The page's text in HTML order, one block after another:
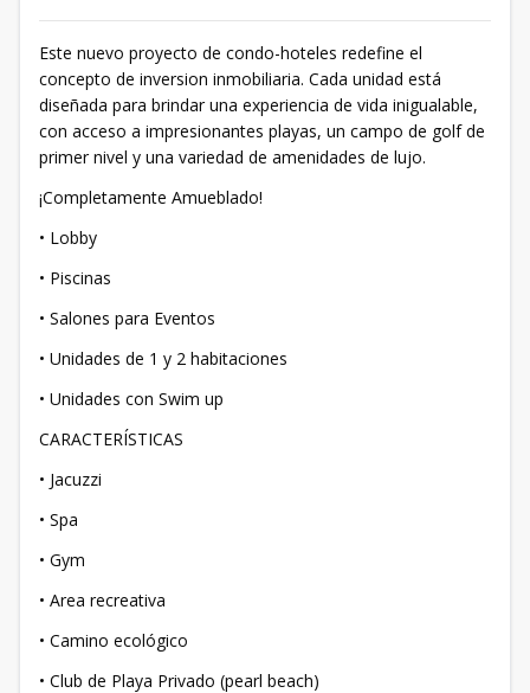
Este nuevo proyecto de condo-hoteles redefine el
concepto de inversion inmobiliaria. Cada unidad está
diseñada para brindar una experiencia de vida inigualable,
con acceso a impresionantes playas, un campo de golf de
primer nivel y una variedad de amenidades de lujo.
¡Completamente Amueblado!
• Lobby
• Piscinas
• Salones para Eventos
• Unidades de 1 y 2 habitaciones
• Unidades con Swim up
CARACTERÍSTICAS
• Jacuzzi
• Spa
• Gym
• ⁠Area recreativa
• ⁠Camino ecológico
• Club de Playa Privado (pearl beach)